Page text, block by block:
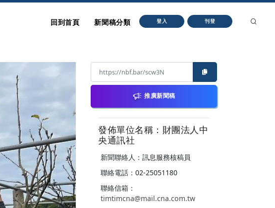
回到首頁 新聞稿分類 登入 刊登
推廣新聞稿
發佈單位名稱：財團法人中
央通訊社
新聞聯絡人：訊息服務核稿員
聯絡電話：02-25051180
聯絡信箱：
timtimcna@mail.cna.com.tw